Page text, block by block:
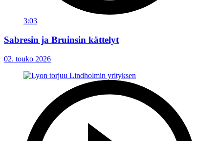
3:03
Sabresin ja Bruinsin kättelyt
02. touko 2026